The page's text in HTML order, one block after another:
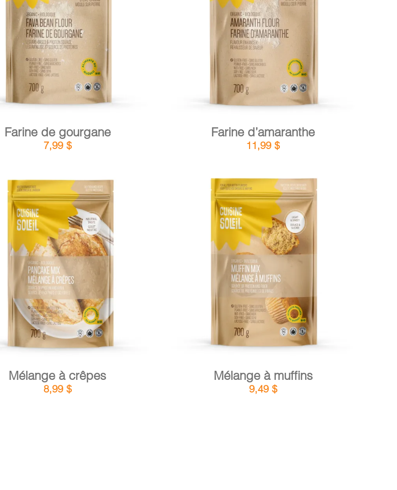
AJOUTER AU PANIER /
Farine de gourgane
7,99 $
AJOUTER AU PANIER /
Farine d’amaranthe
11,99$
AJOUTER AU PANIER
Mélange à crêpes
8,99 $
AJOUTER AU PANIER
Mélange à muffins
9,49 $